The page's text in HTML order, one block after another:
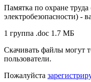
Памятка по охране
электробезопасности) -
1 группа .doc 1.7 МБ
Скачивать файлы могут
пользователи.
Пожалуйста